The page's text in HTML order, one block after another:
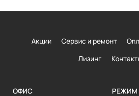
Акции Сервис и ремонт
Лизинг
ОФИС
РЕЖИМ